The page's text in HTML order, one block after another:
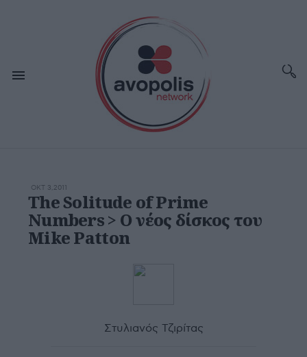
ΟΚΤ 3,2011
The Solitude of Prime
Numbers > Ο νέος δίσκος του
Mike Patton
Στυλιανός Τζιρίτας